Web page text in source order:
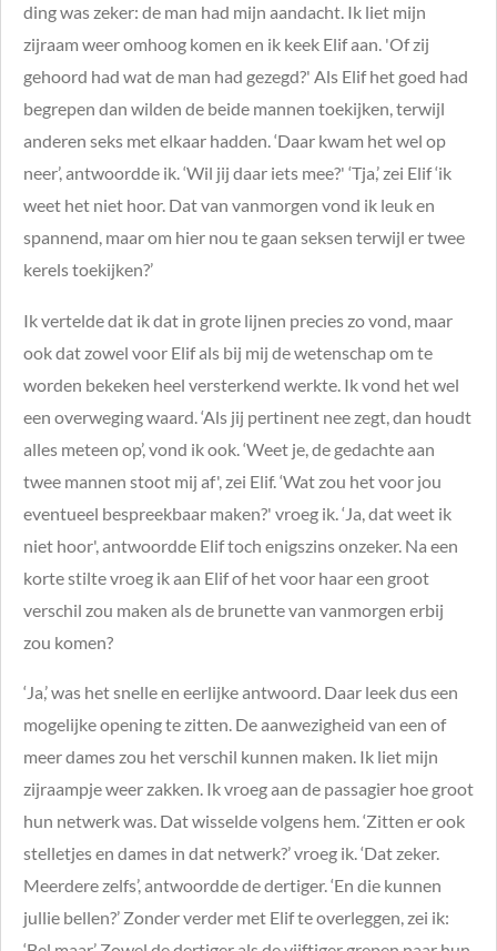
ding was zeker: de man had mijn aandacht. Ik liet mijn
zijraam weer omhoog komen en ik keek Elif aan. 'Of zij
gehoord had wat de man had gezegd?' Als Elif het goed had
begrepen dan wilden de beide mannen toekijken, terwijl
anderen seks met elkaar hadden. ‘Daar kwam het wel op
neer’, antwoordde ik. ‘Wil jij daar iets mee?' ‘Tja,’ zei Elif ‘ik
weet het niet hoor. Dat van vanmorgen vond ik leuk en
spannend, maar om hier nou te gaan seksen terwijl er twee
kerels toekijken?’
Ik vertelde dat ik dat in grote lijnen precies zo vond, maar
ook dat zowel voor Elif als bij mij de wetenschap om te
worden bekeken heel versterkend werkte. Ik vond het wel
een overweging waard. ‘Als jij pertinent nee zegt, dan houdt
alles meteen op’, vond ik ook. ‘Weet je, de gedachte aan
twee mannen stoot mij af', zei Elif. ‘Wat zou het voor jou
eventueel bespreekbaar maken?' vroeg ik. ‘Ja, dat weet ik
niet hoor', antwoordde Elif toch enigszins onzeker. Na een
korte stilte vroeg ik aan Elif of het voor haar een groot
verschil zou maken als de brunette van vanmorgen erbij
zou komen?
‘Ja,’ was het snelle en eerlijke antwoord. Daar leek dus een
mogelijke opening te zitten. De aanwezigheid van een of
meer dames zou het verschil kunnen maken. Ik liet mijn
zijraampje weer zakken. Ik vroeg aan de passagier hoe groot
hun netwerk was. Dat wisselde volgens hem. ‘Zitten er ook
stelletjes en dames in dat netwerk?’ vroeg ik. ‘Dat zeker.
Meerdere zelfs’, antwoordde de dertiger. ‘En die kunnen
jullie bellen?’ Zonder verder met Elif te overleggen, zei ik: